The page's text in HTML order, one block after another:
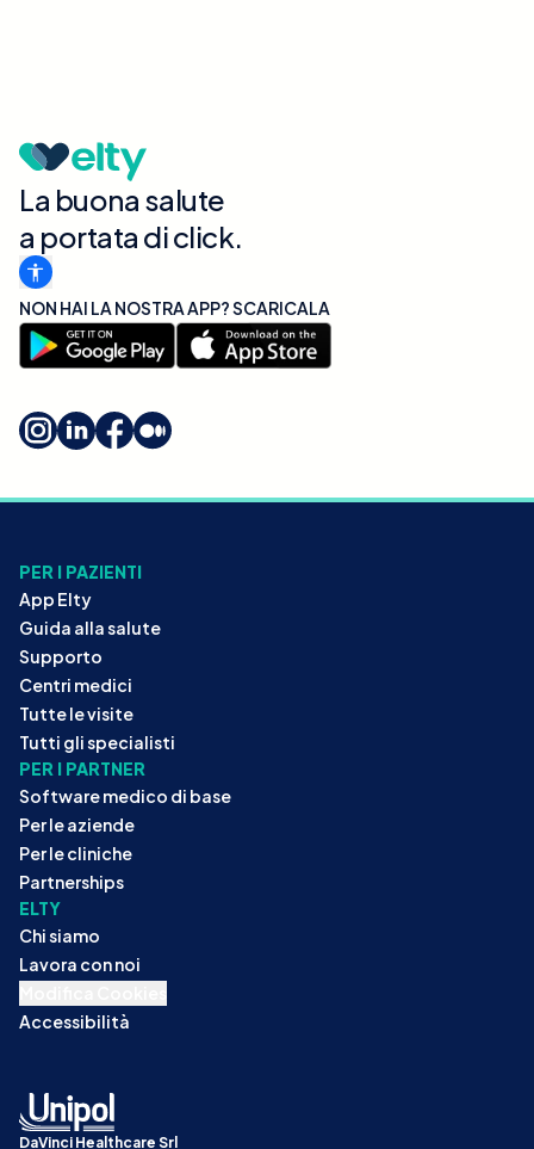
La buona salute
a portata di click.
NON HAI LA NOSTRA APP? SCARICALA
PER I PAZIENTI
App Elty
Guida alla salute
Supporto
Centri medici
Tutte le visite
Tutti gli specialisti
PER I PARTNER
Software medico di base
Per le aziende
Per le cliniche
Partnerships
ELTY
Chi siamo
Lavora con noi
Accessibilità
DaVinci Healthcare Srl